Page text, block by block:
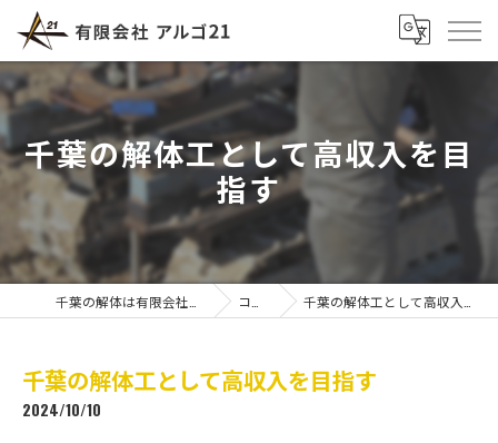
千葉の解体工として高収入を目
指す
コラム 千葉の解体工として高収入を目指す
千葉の解体工として高収入を目指す
2024/10/10